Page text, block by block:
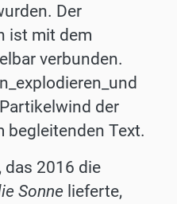
Der
ist mit dem
verbunden.
der
begleitenden Text.
das 2016 die
Sonne lieferte,